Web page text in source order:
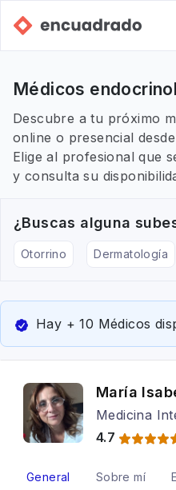
Médicos
Descubre a tu próximo
online o presencial
Elige al profesional que
y consulta su
¿Buscas alguna
Otorrino Dermatología
Hay + 10 Médicos
María
Medicina
4.7
General Sobre mí